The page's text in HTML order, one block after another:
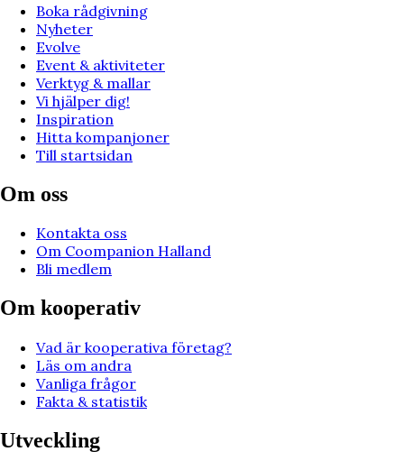
Boka rådgivning
Nyheter
Evolve
Event & aktiviteter
Verktyg & mallar
Vi hjälper dig!
Inspiration
Hitta kompanjoner
Till startsidan
Om oss
Kontakta oss
Om Coompanion Halland
Bli medlem
Om kooperativ
Vad är kooperativa företag?
Läs om andra
Vanliga frågor
Fakta & statistik
Utveckling